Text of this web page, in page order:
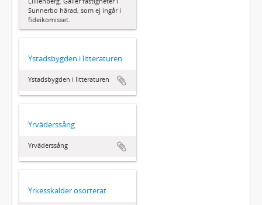
Sunnerbo härad, som ej ingår i
fideikomisset.
Ystadsbygden i litteraturen
Ystadsbygden i litteraturen
Yrväderssång
Yrväderssång
Yrkesskalder osorterat